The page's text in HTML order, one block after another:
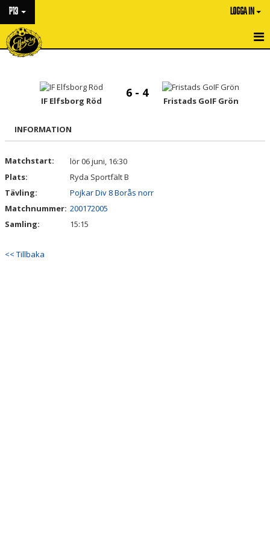
P13 LOGGA IN
HEM
MATCHER
TRUPPEN
BILDGALLERI
IF Elfsborg Röd
6 - 4
Fristads GoIF Grön
INFORMATION
Matchstart:
lör 06 juni, 16:30
Plats:
Ryda Sportfält B
Tävling:
Pojkar Div 8 Borås norr
Matchnummer: 200172005
Samling:
15:15
<< Tillbaka